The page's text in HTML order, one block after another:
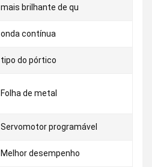
mais brilhante de qu
onda contínua
tipo do pórtico
Folha de metal
Servomotor programável
Melhor desempenho